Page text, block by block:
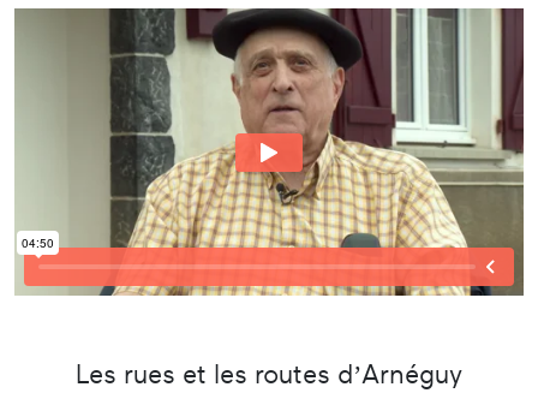
Les rues et les routes d’Arnéguy